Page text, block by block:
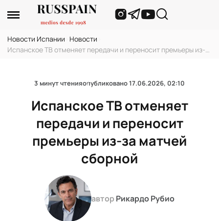
Новости Испании Новости
Испанское ТВ отменяет передачи и переносит премьеры из-
3 минут чтенияопубликовано17.06.2026, 02:10
Испанское ТВ отменяет
передачи и переносит
премьеры из-за матчей
сборной
автор Рикардо Рубио